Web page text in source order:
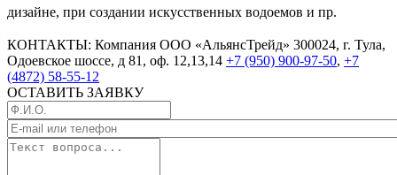
дизайне, при создании искусственных водоемов и пр.
КОНТАКТЫ: Компания ООО «АльянсТрейд» 300024, г. Тула,
Одоевское шоссе, д 81, оф. 12,13,14 +7 (950) 900-97-50, +7
(4872) 58-55-12
ОСТАВИТЬ ЗАЯВКУ